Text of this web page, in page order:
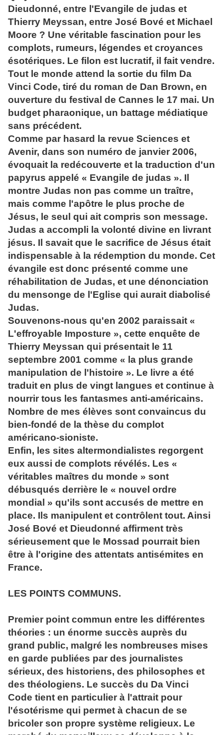
Dieudonné, entre l'Evangile de judas et
Thierry Meyssan, entre José Bové et Michael
Moore ? Une véritable fascination pour les
complots, rumeurs, légendes et croyances
ésotériques. Le filon est lucratif, il fait vendre.
Tout le monde attend la sortie du film Da
Vinci Code, tiré du roman de Dan Brown, en
ouverture du festival de Cannes le 17 mai. Un
budget pharaonique, un battage médiatique
sans précédent.
Comme par hasard la revue Sciences et
Avenir, dans son numéro de janvier 2006,
évoquait la redécouverte et la traduction d'un
papyrus appelé « Evangile de judas ». Il
montre Judas non pas comme un traître,
mais comme l'apôtre le plus proche de
Jésus, le seul qui ait compris son message.
Judas a accompli la volonté divine en livrant
jésus. Il savait que le sacrifice de Jésus était
indispensable à la rédemption du monde. Cet
évangile est donc présenté comme une
réhabilitation de Judas, et une dénonciation
du mensonge de l'Eglise qui aurait diabolisé
Judas.
Souvenons-nous qu'en 2002 paraissait «
L'effroyable Imposture », cette enquête de
Thierry Meyssan qui présentait le 11
septembre 2001 comme « la plus grande
manipulation de l'histoire ». Le livre a été
traduit en plus de vingt langues et continue à
nourrir tous les fantasmes anti-américains.
Nombre de mes élèves sont convaincus du
bien-fondé de la thèse du complot
américano-sioniste.
Enfin, les sites altermondialistes regorgent
eux aussi de complots révélés. Les «
véritables maîtres du monde » sont
débusqués derrière le « nouvel ordre
mondial » qu'ils sont accusés de mettre en
place. Ils manipulent et contrôlent tout. Ainsi
José Bové et Dieudonné affirment très
sérieusement que le Mossad pourrait bien
être à l'origine des attentats antisémites en
France.
LES POINTS COMMUNS.
Premier point commun entre les différentes
théories : un énorme succès auprès du
grand public, malgré les nombreuses mises
en garde publiées par des journalistes
sérieux, des historiens, des philosophes et
des théologiens. Le succès du Da Vinci
Code tient en particulier à l'attrait pour
l'ésotérisme qui permet à chacun de se
bricoler son propre système religieux. Le